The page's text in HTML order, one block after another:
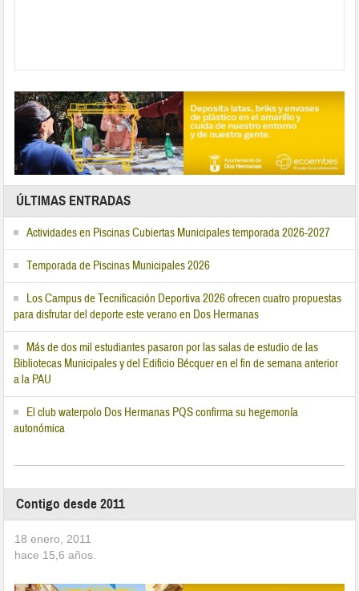
ÚLTIMAS ENTRADAS
Actividades en Piscinas Cubiertas Municipales temporada 2026-2027
Temporada de Piscinas Municipales 2026
Los Campus de Tecnificación Deportiva 2026 ofrecen cuatro propuestas
para disfrutar del deporte este verano en Dos Hermanas
Más de dos mil estudiantes pasaron por las salas de estudio de las
Bibliotecas Municipales y del Edificio Bécquer en el fin de semana anterior
a la PAU
El club waterpolo Dos Hermanas PQS confirma su hegemonía
autonómica
Contigo desde 2011
hace15,6 años.